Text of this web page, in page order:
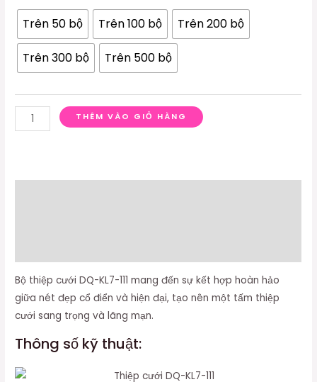
Trên 50 bộ Trên 100 bộ Trên 200 bộ
Trên 300 bộ Trên 500 bộ
THÊM VÀO GIỎ HÀNG
Bộ thiệp cưới DQ-KL7-111 mang đến sự kết hợp hoàn hảo
giữa nét đẹp cổ điển và hiện đại, tạo nên một tấm thiệp
cưới sang trọng và lãng mạn.
Thông số kỹ thuật: